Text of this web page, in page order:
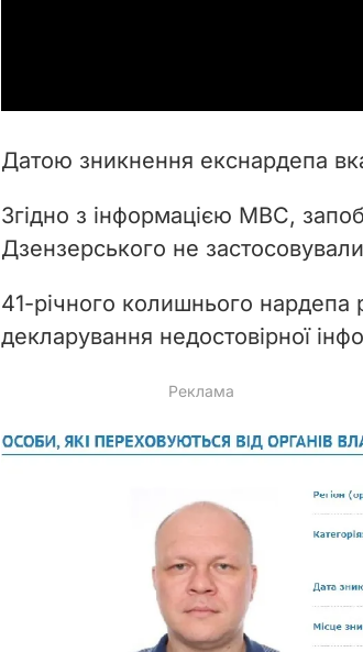
Датою зникнення екснардепа
Згідно з інформацією МВС,
Дзензерського не
41-річного колишнього нардепа
декларування недостовірної